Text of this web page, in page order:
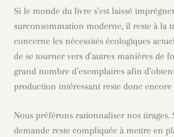
Si le monde du livre s’est laissé
surconsommation moderne, il reste à la
concerne les nécessités écologiques
de se tourner vers d’autres manières de
grand nombre d’exemplaires afin
production intéressant reste donc encore
Nous préférons rationnaliser nos tirages.
demande reste compliquée à mettre en